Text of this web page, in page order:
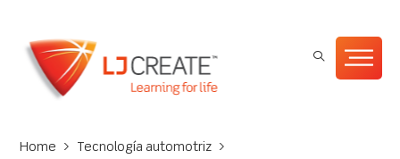
Home > Tecnología automotriz
>